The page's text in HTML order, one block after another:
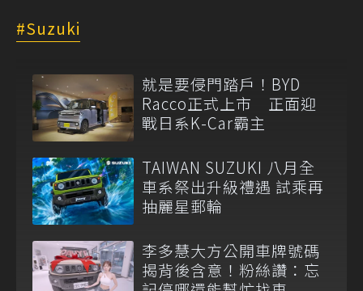
Suzuki
就是要侵門踏戶！BYD
Racco正式上市 正面迎
戰日系K-Car霸主
TAIWAN SUZUKI 八月全
車系祭出升級禮遇 試乘再
抽麗星郵輪
李多慧大方公開車牌號碼
揭背後含意！粉絲讚：忘